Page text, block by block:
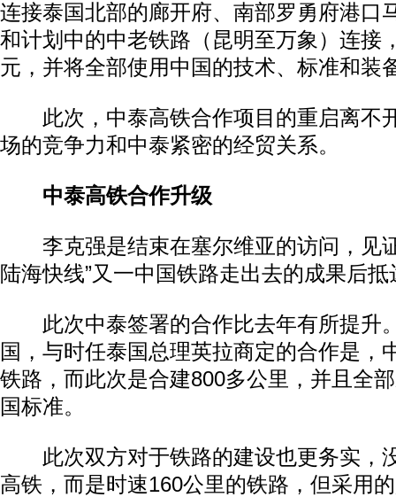
连接泰国北部的廊开府、南部罗勇府港口
和计划中的中老铁路（昆明至万象）连接
元，并将全部使用中国的技术、标准和装
此次，中泰高铁合作项目的重启离不
场的竞争力和中泰紧密的经贸关系。
中泰高铁合作升级
李克强是结束在塞尔维亚的访问，见
陆海快线”又一中国铁路走出去的成果后
此次中泰签署的合作比去年有所提升
国，与时任泰国总理英拉商定的合作是，
铁路，而此次是合建800多公里，并且全
国标准。
此次双方对于铁路的建设也更务实，
高铁，而是时速160公里的铁路，但采用